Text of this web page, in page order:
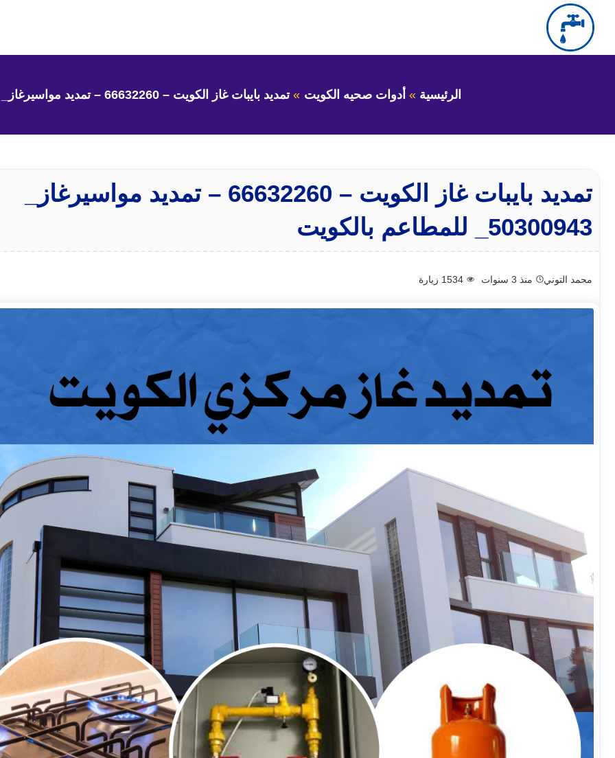
التجاوز
عن
الرئيسية أدوات صحيه الكويت تمديد بايبات غاز الكويت – 66632260 – تمديد مواسيرغاز_ 50300943_ للمطاعم بالكويت
تمديد بايبات غاز الكويت – 66632260 – تمديد مواسيرغاز_
50300943_ للمطاعم بالكويت
محمد التوني منذ 3 سنوات 1534 زيارة